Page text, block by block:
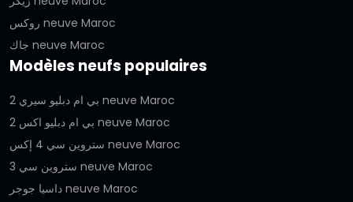
روكس neuve Maroc
جاك neuve Maroc
Modèles neufs populaires
بي ام دبليو سيري 2 neuve Maroc
بي ام دبليو اكس 2 neuve Maroc
ستروين سي 4 إكس neuve Maroc
ستروين سي 3 neuve Maroc
داسيا جوجر neuve Maroc